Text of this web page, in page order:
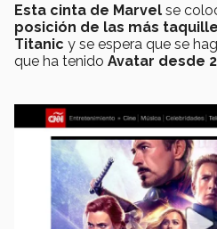
Esta cinta de Marvel se
posición de las más
Titanic y se espera que se
que ha tenido Avatar desde